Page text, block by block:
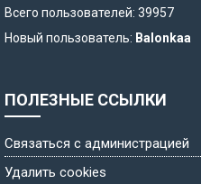
Всего пользователей: 39957
Новый пользователь: Balonkaa
ПОЛЕЗНЫЕ ССЫЛКИ
Связаться с администрацией
Удалить cookies